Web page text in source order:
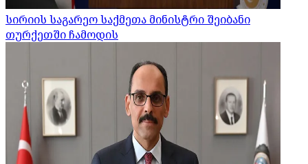
სირიის საგარეო საქმეთა მინისტრი შეიბანი
თურქეთში ჩამოდის